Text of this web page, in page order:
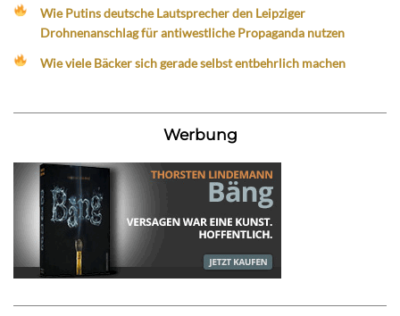
Wie Putins deutsche Lautsprecher den Leipziger
Drohnenanschlag für antiwestliche Propaganda nutzen
Wie viele Bäcker sich gerade selbst entbehrlich machen
Werbung